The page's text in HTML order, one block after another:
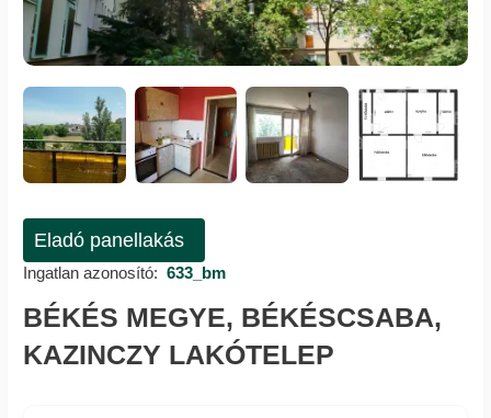
Eladó panellakás
Ingatlan azonosító: 633_bm
BÉKÉS MEGYE, BÉKÉSCSABA,
KAZINCZY LAKÓTELEP